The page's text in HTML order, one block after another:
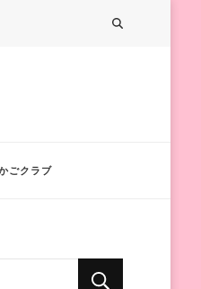
ごクラブ